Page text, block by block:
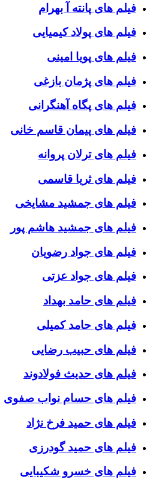
فیلم های پانته آ بهرام
فیلم های پولاد کیمیایی
فیلم های پویا امینی
فیلم های پژمان بازغی
فیلم های پگاه آهنگرانی
فیلم های پیمان قاسم خانی
فیلم های ترلان پروانه
فیلم های ثریا قاسمی
فیلم های جمشید مشایخی
فیلم های جمشید هاشم پور
فیلم های جواد رضویان
فیلم های جواد عزتی
فیلم های حامد بهداد
فیلم های حامد کمیلی
فیلم های حبیب رضایی
فیلم های حدیث فولادوند
فیلم های حسام نواب صفوی
فیلم های حمید فرخ نژاد
فیلم های حمید گودرزی
فیلم های خسرو شکیبایی